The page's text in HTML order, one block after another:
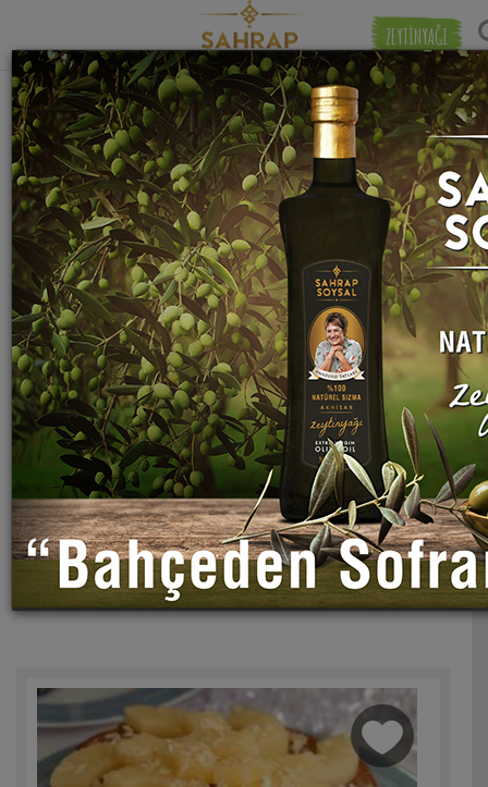
ZEYTİNYAĞI
"ananas suyu" etiketiyle eşleşen (3) tarif
bulundu.
Eşleşmeye